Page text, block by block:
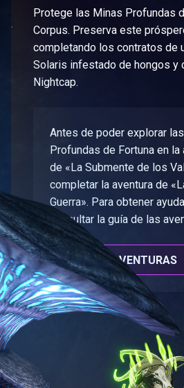
Protege las Minas Profundas
Corpus. Preserva este
completando los contratos de
Solaris infestado de hongos y
Nightcap.
Antes de poder explorar
Profundas de Fortuna en
de «La Submente de los
completar la aventura de
Guerra». Para obtener
consultar la guía de las
GUÍA DE AVENTURAS